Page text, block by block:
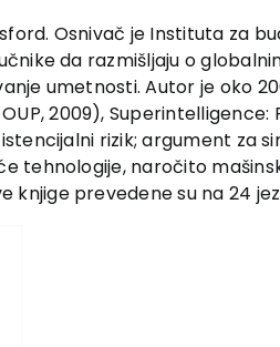
Osnivač je Instituta za
da razmišljaju o
umetnosti. Autor je oko
2009),
rizik; argument
tehnologije, naročito
knjige prevedene su na 24